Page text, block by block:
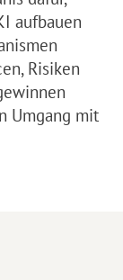
aufbauen
Risiken
Umgang mit